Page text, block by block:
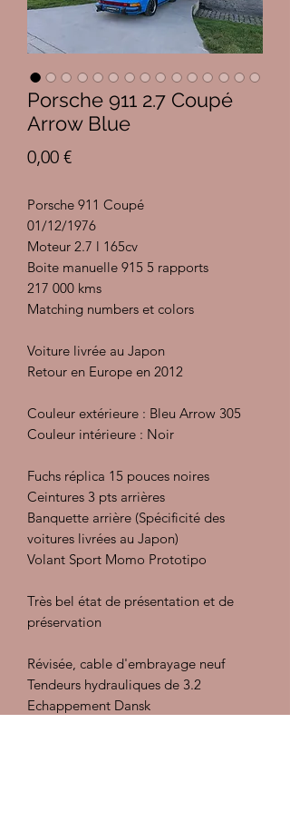
Porsche 911 2.7 Coupé
Arrow Blue
0,00 €Prix
Porsche 911 Coupé
01/12/1976
Moteur 2.7 l 165cv
Boite manuelle 915 5 rapports
217 000 kms
Matching numbers et colors
Voiture livrée au Japon
Retour en Europe en 2012
Couleur extérieure : Bleu Arrow 305
Couleur intérieure : Noir
Fuchs réplica 15 pouces noires
Ceintures 3 pts arrières
Banquette arrière (Spécificité des
voitures livrées au Japon)
Volant Sport Momo Prototipo
Très bel état de présentation et de
préservation
Révisée, cable d'embrayage neuf
Tendeurs hydrauliques de 3.2
Echappement Dansk